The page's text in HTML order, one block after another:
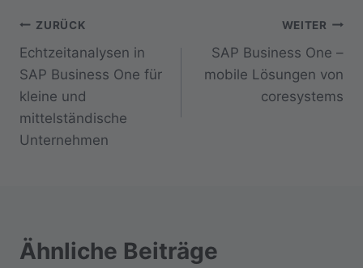
Beitragsnavigation
ZURÜCK
Echtzeitanalysen in
SAP Business One für
kleine und
mittelständische
Unternehmen
WEITER
SAP Business One –
mobile Lösungen von
coresystems
Ähnliche Beiträge